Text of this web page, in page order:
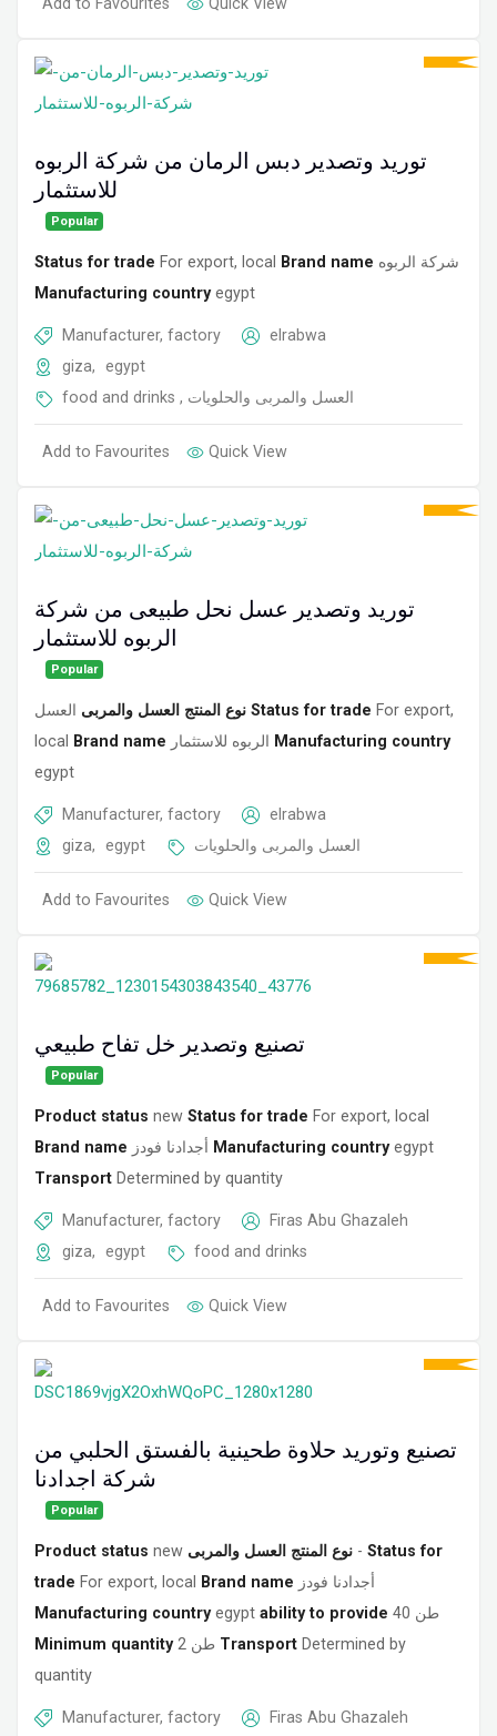
توريد وتصدير دبس الرمان من شركة الربوه
للاستثمار
Popular
Status for trade For export, local Brand name شركة الربوه
Manufacturing country egypt
Manufacturer, factory
elrabwa
giza,
egypt
food and drinks , العسل والمربى والحلويات
Add to Favourites Quick View
توريد وتصدير عسل نحل طبيعى من شركة
الربوه للاستثمار
Popular
نوع المنتج العسل والمربى Status for trade For export,
local
Brand name الربوه للاستثمار Manufacturing country
egypt
Manufacturer, factory
elrabwa
giza, egypt العسل والمربى والحلويات
Add to Favourites Quick View
تصنيع وتصدير خل تفاح طبيعي
Popular
Product status new Status for trade For export, local
Brand name أجدادنا فودز Manufacturing country egypt
Transport Determined by quantity
Manufacturer, factory
Firas Abu Ghazaleh
giza, egypt food and drinks
Add to Favourites Quick View
تصنيع وتوريد حلاوة طحينية بالفستق الحلبي من
شركة اجدادنا
Popular
Product status new نوع المنتج العسل والمربى - Status for
trade For export, local Brand name أجدادنا فودز
Manufacturing country egypt ability to provide
40 طن
Minimum quantity
2 طن Transport Determined by
quantity
Manufacturer, factory
Firas Abu Ghazaleh